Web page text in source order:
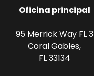
Oficina principal
95 Merrick Way FL 3
Coral Gables,
FL 33134